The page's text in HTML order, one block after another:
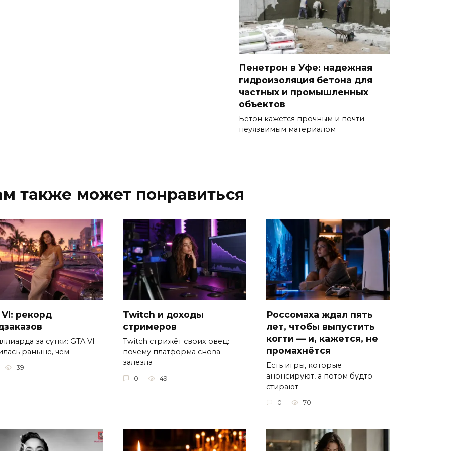
Пенетрон в Уфе: надежная
гидроизоляция бетона для
частных и промышленных
объектов
Бетон кажется прочным и почти
неуязвимым материалом
также может понравиться
VI: рекорд
за сутки: GTA VI
раньше, чем
39
Twitch и доходы
стримеров
Twitch стрижёт своих овец:
почему платформа снова
залезла
0 49
Россомаха ждал пять
лет, чтобы выпустить
когти — и, кажется, не
промахнётся
Есть игры, которые
анонсируют, а потом будто
стирают
0 70